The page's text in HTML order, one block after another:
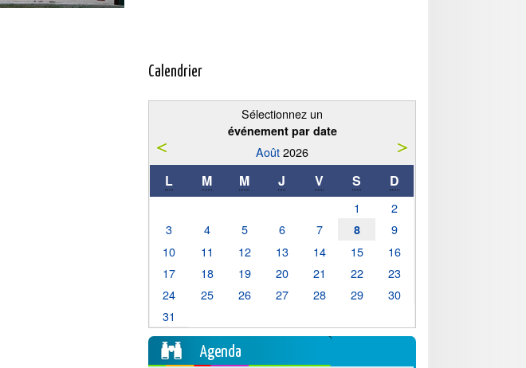
Calendrier
Sélectionnez un
événement par date
Août2026
L M M J V S D
1
2
3
4 5 6 7 8
9
10
11 12 13 14 15
16
17
18 19 20 21 22
23
24
25 26 27 28 29
30
31
Agenda